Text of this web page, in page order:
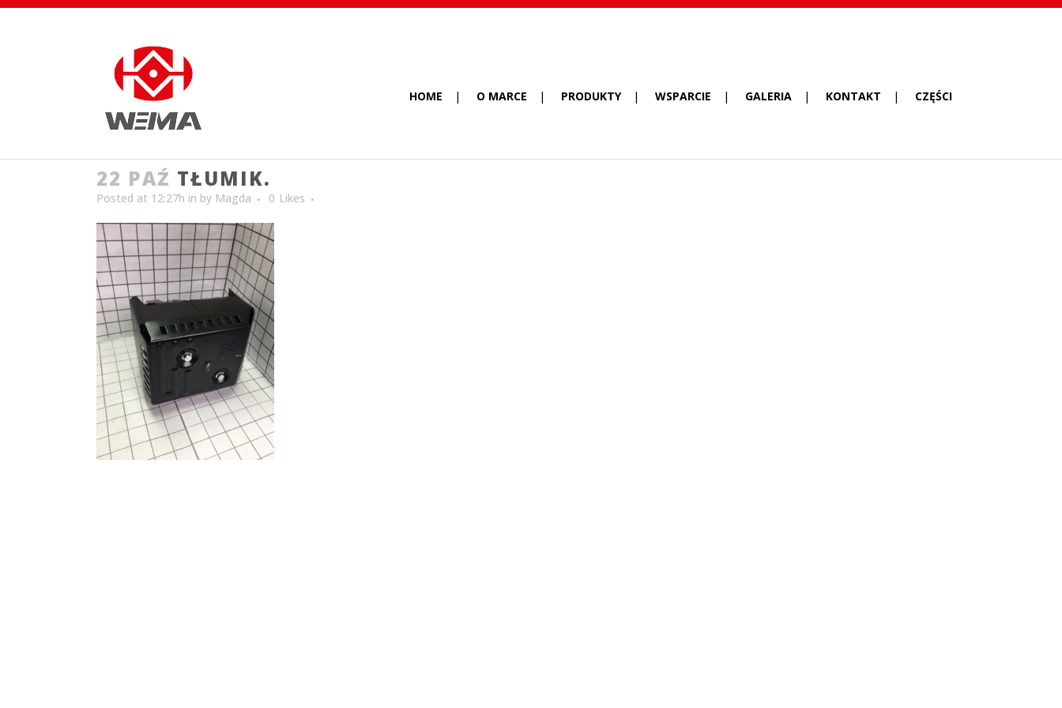
HOME O MARCE PRODUKTY WSPARCIE GALERIA KONTAKT CZĘŚCI
22 PAŹ TŁUMIK.
Posted at 12:27h in by Magda 0 Likes